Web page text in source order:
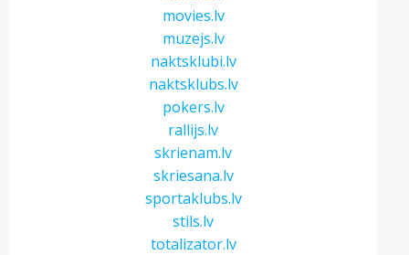
movies.lv
muzejs.lv
naktsklubi.lv
naktsklubs.lv
pokers.lv
rallijs.lv
skrienam.lv
skriesana.lv
sportaklubs.lv
stils.lv
totalizator.lv